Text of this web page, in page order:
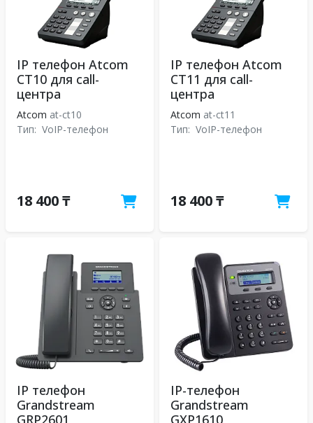
IP телефон Atcom
CT10 для call-
центра
Atcom at-ct10
Тип: VoIP-телефон
18 400 ₸
IP телефон Atcom
CT11 для call-
центра
Atcom at-ct11
Тип: VoIP-телефон
18 400 ₸
IP телефон
Grandstream
GRP2601
IP-телефон
Grandstream
GXP1610